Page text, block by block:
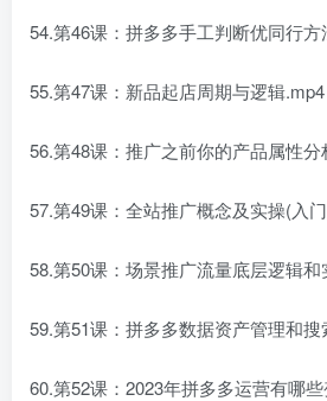
54.第46课：拼多多手工判断优同行
55.第47课：新品起店周期与逻辑.mp4
56.第48课：推广之前你的产品属性分
57.第49课：全站推广概念及实操(入
58.第50课：场景推广流量底层逻辑和
59.第51课：拼多多数据资产管理和
60.第52课：2023年拼多多运营有哪